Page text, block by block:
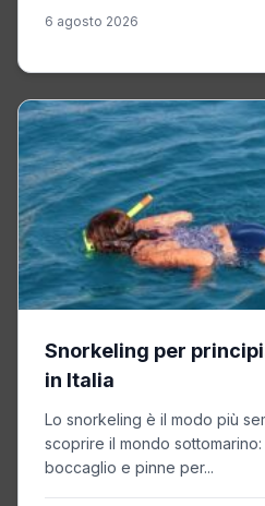
6 agosto 2026
Snorkeling per
in Italia
Lo snorkeling è il modo più
scoprire il mondo sottomarino:
boccaglio e pinne per...